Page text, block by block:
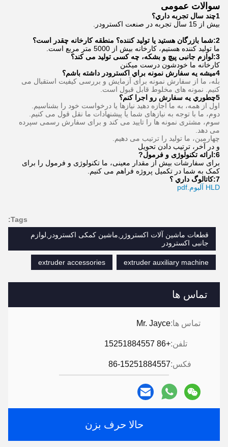
تماس ها
تماس ها:Mr. Jayce
تلفن:+86 15251884557
فکس:86-15251884557
حالا حرف بزن
سوالات عمومی
1چند سال تجربه داري؟
بیش از 15 سال تجربه در صنعت اکسترودر.
2:شما بازرگان هستید یا تولید کننده؟ منطقه کارخانه چقدر است؟
ما تولید کننده هستیم، کارخانه بیش از 5000 متر مربع است.
3: لوازم جانبی پیچ و بشکه، چه کسی تولید می کند؟
کارخانه ما خودشون درست ميکنن
4ميشه يه سفارش نمونه براي اكسترودر داشته باشم؟
بله، ما از سفارش نمونه برای آزمایش و بررسی کیفیت استقبال می
کنیم. نمونه های مخلوط قابل قبول است.
5چطوري يه سفارش رو اجرا کنم؟
اول از همه، به ما اجازه دهید نیازها یا درخواست خود را بشناسیم.
دوم، ما با توجه به نیازهای شما یا پیشنهادات ما نقل قول می کنیم.
سوم، مشتری نمونه ها را تایید می کند و برای سفارش رسمی سپرده
می دهد.
چهارمین، ما تولید را ترتیب می دهیم.
و در آخر، ترتيب دادن تحویل
6: ارائه تکنولوژی و فرمول?
برای سفارشات بیش از مقدار معینی، ما تکنولوژی و فرمول را برای
کمک به شما در تکمیل پروژه فراهم می کنیم.
7: کاتالوگ داري ؟
HLD آلبوم.pdf
Tags:
قطعات ماشین آلات اکستروژر,ماشین کمکی اکسترودر,لوازم
جانبی اکسترودر
extruder auxiliary machine
extruder accessories